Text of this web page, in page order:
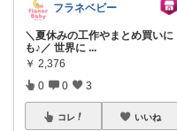
フラネベビー
＼夏休みの工作やまとめ買いに
も♪／ 世界に ...
￥ 2,376
0 0 3
コレ いいね